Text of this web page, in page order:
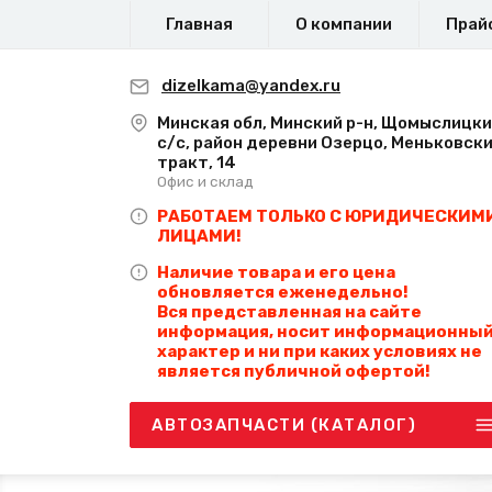
Главная О компании
dizelkama@yandex.ru
Минская обл, Минский р-н,
с/с, район деревни Озерцо,
тракт, 14
Офис и склад
РАБОТАЕМ ТОЛЬКО С
ЛИЦАМИ!
Наличие товара и его цена
обновляется еженедельно!
Вся представленная на сайте
информация, носит информационный
характер и ни при каких условиях не
является публичной офертой!
АВТОЗАПЧАСТИ (КАТАЛОГ)